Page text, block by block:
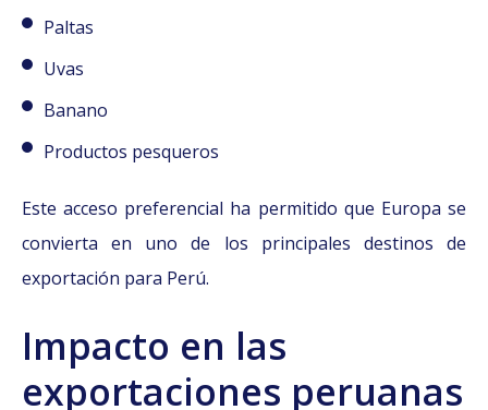
Paltas
Uvas
Banano
Productos pesqueros
Este acceso preferencial ha permitido que Europa se
convierta en uno de los principales destinos de
exportación para Perú.
Impacto en las
exportaciones peruanas